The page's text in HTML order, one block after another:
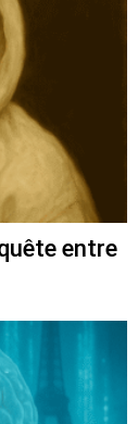
entre